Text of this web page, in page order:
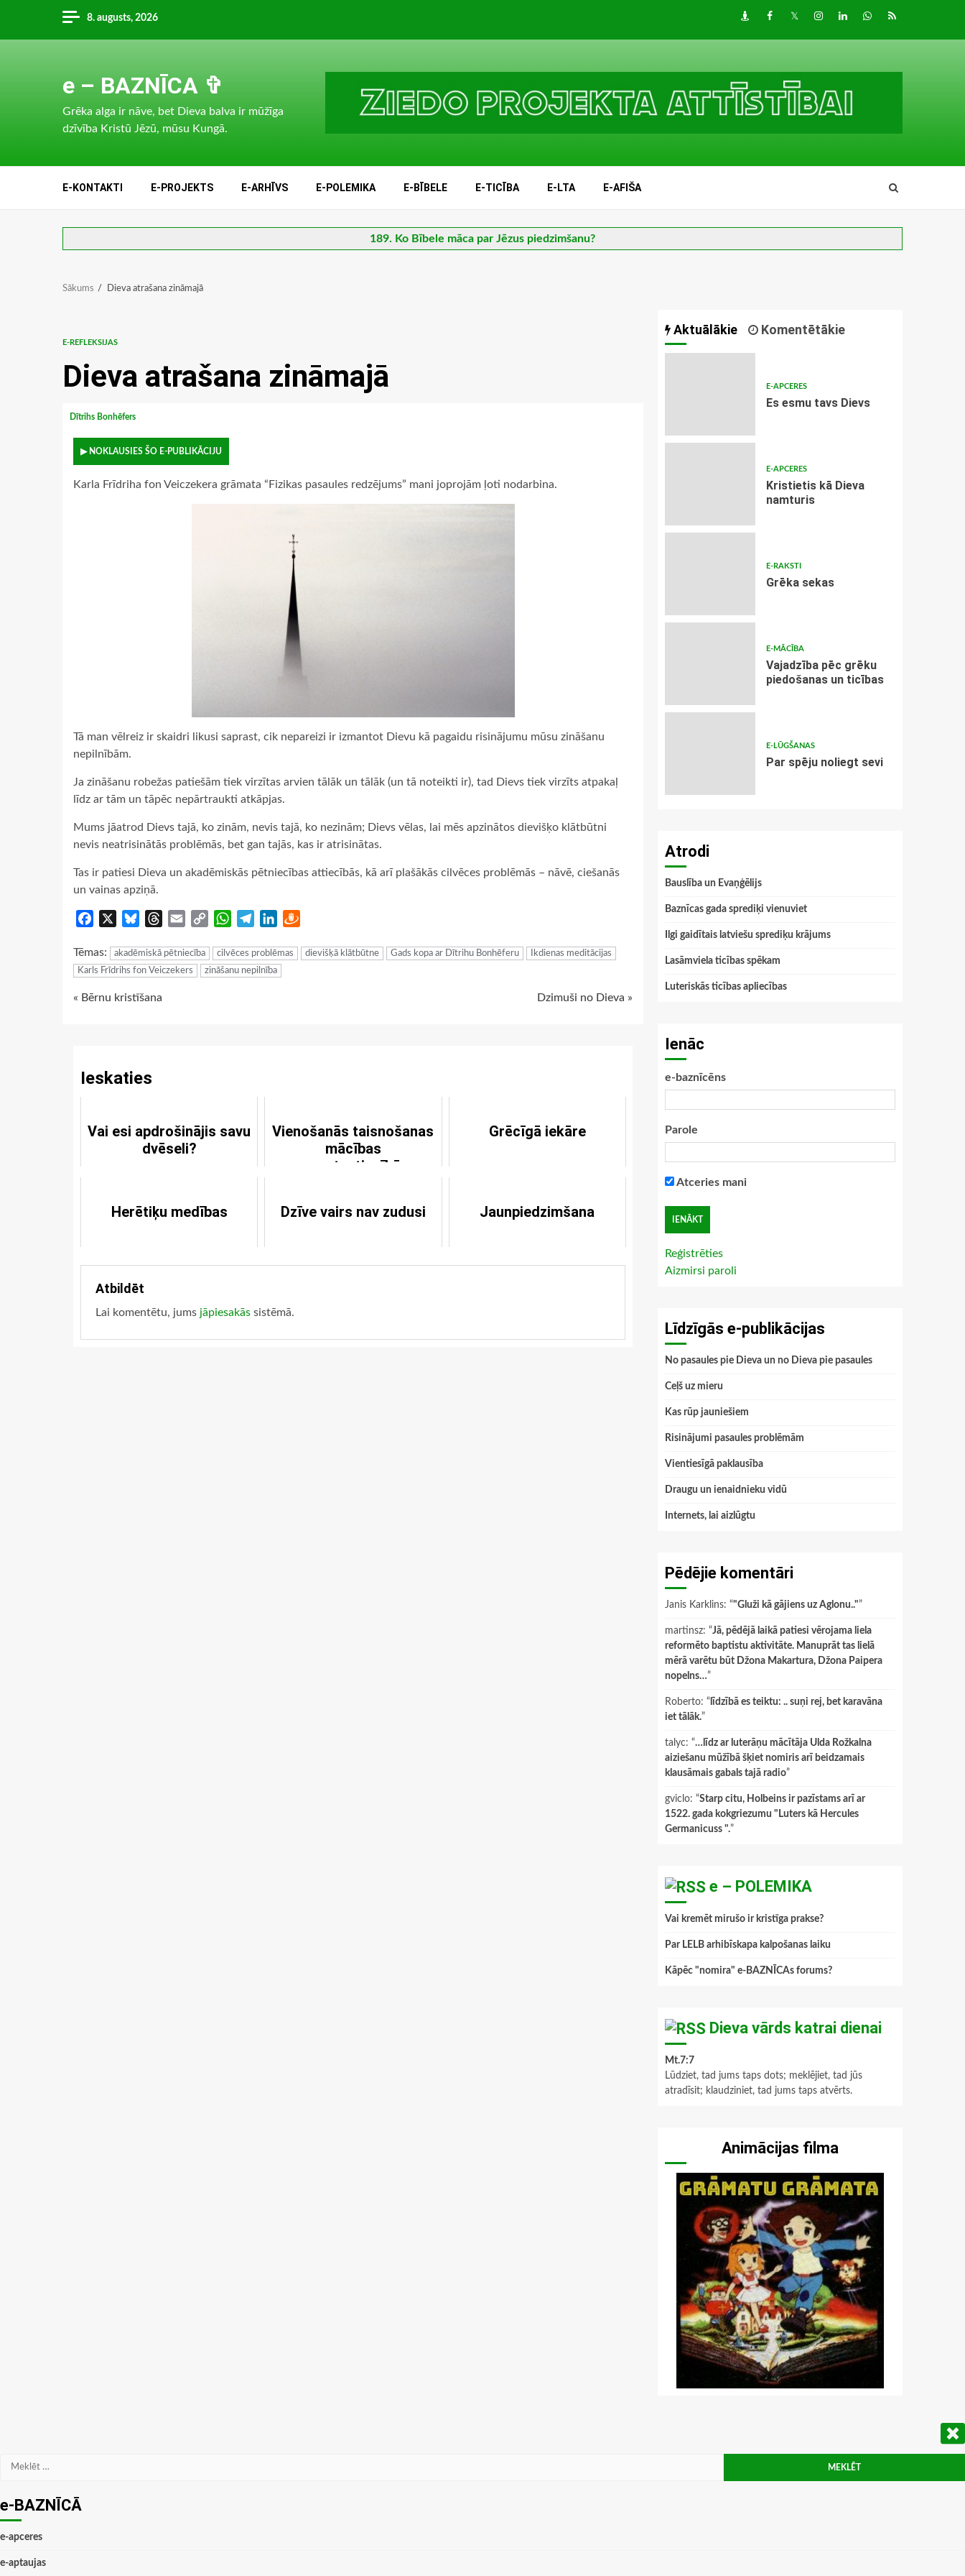
content
8. augusts, 2026 DraugiemFacebook
TwitterInstagram
LinkedInwhatsapp
RSS
e – BAZNĪCA ✞
Grēka alga ir nāve, bet Dieva balva ir mūžīga
dzīvība Kristū Jēzū, mūsu Kungā.
E-KONTAKTI E-PROJEKTS E-ARHĪVS E-POLEMIKA E-BĪBELE E-TICĪBA E-LTA E-AFIŠA
189. Ko Bībele māca par Jēzus piedzimšanu?
Sākums Dieva atrašana zināmajā
E-REFLEKSIJAS
Dieva atrašana zināmajā
Dītrihs Bonhēfers
▶ NOKLAUSIES ŠO E-PUBLIKĀCIJU
Karla Frīdriha fon Veiczekera grāmata “Fizikas pasaules redzējums” mani joprojām ļoti nodarbina.
Tā man vēlreiz ir skaidri likusi saprast, cik nepareizi ir izmantot Dievu kā pagaidu risinājumu mūsu zināšanu
nepilnībām.
Ja zināšanu robežas patiešām tiek virzītas arvien tālāk un tālāk (un tā noteikti ir), tad Dievs tiek virzīts atpakaļ
līdz ar tām un tāpēc nepārtraukti atkāpjas.
Mums jāatrod Dievs tajā, ko zinām, nevis tajā, ko nezinām; Dievs vēlas, lai mēs apzinātos dievišķo klātbūtni
nevis neatrisinātās problēmās, bet gan tajās, kas ir atrisinātas.
Tas ir patiesi Dieva un akadēmiskās pētniecības attiecībās, kā arī plašākās cilvēces problēmās – nāvē, ciešanās
un vainas apziņā.
Facebook BlueskyThreads
Email
Copy
WhatsApp
TelegramLinkedIn
Tēmas: akadēmiskā pētniecība cilvēces problēmas dievišķā klātbūtne Gads kopa ar Dītrihu Bonhēferu
Ikdienas meditācijas
Karls Frīdrihs fon Veiczekers
zināšanu nepilnība
Continue
« Bērnu kristīšana Dzimuši no Dieva »
Ieskaties
Vai esi apdrošinājis savu
dvēseli?
Vienošanās taisnošanas
mācības
pamatpatiesībās
Grēcīgā iekāre
Herētiķu medības Dzīve vairs nav zudusi Jaunpiedzimšana
Atbildēt
Lai komentētu, jums jāpiesakās sistēmā.
Aktuālākie Komentētākie
E-APCERES
Es esmu tavs Dievs
E-APCERES
Kristietis kā Dieva
namturis
E-RAKSTI
Grēka sekas
E-MĀCĪBA
Vajadzība pēc grēku
piedošanas un ticības
E-LŪGŠANAS
Par spēju noliegt sevi
Atrodi
Bauslība un Evaņģēlijs
Baznīcas gada sprediķi vienuviet
Ilgi gaidītais latviešu sprediķu krājums
Lasāmviela ticības spēkam
Luteriskās ticības apliecības
Ienāc
e-baznīcēns
Parole
Atceries mani
Reģistrēties
Aizmirsi paroli
Līdzīgās e-publikācijas
No pasaules pie Dieva un no Dieva pie pasaules
Ceļš uz mieru
Kas rūp jauniešiem
Risinājumi pasaules problēmām
Vientiesīgā paklausība
Draugu un ienaidnieku vidū
Internets, lai aizlūgtu
Pēdējie komentāri
Janis Karklins: “"Gluži kā gājiens uz Aglonu.."”
martinsz: “Jā, pēdējā laikā patiesi vērojama liela
reformēto baptistu aktivitāte. Manuprāt tas lielā
mērā varētu būt Džona Makartura, Džona Paipera
nopelns…”
Roberto: “ līdzībā es teiktu: .. suņi rej, bet karavāna
iet tālāk.”
talyc: “…līdz ar luterāņu mācītāja Ulda Rožkalna
aiziešanu mūžībā šķiet nomiris arī beidzamais
klausāmais gabals tajā radio”
gviclo: “Starp citu, Holbeins ir pazīstams arī ar
1522. gada kokgriezumu "Luters kā Hercules
Germanicuss ".”
e – POLEMIKA
Vai kremēt mirušo ir kristīga prakse?
Par LELB arhibīskapa kalpošanas laiku
Kāpēc "nomira" e-BAZNĪCAs forums?
Dieva vārds katrai dienai
Mt.7:7
Lūdziet, tad jums taps dots; meklējiet, tad jūs
atradīsit; klaudziniet, tad jums taps atvērts.
Animācijas filma
Meklēt:
e-BAZNĪCĀ
e-apceres
e-aptaujas